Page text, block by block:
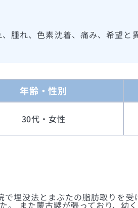
腫れ、色素沈着、痛み、希望と
年齢・性別
30代・女性
埋没法とまぶたの脂肪取りを
。 また蒙古襞が張っており、幼